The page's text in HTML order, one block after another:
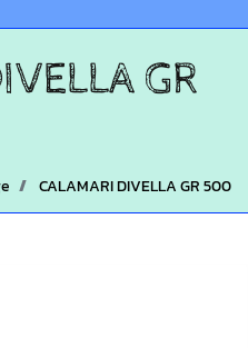
GR
CALAMARI DIVELLA GR 500